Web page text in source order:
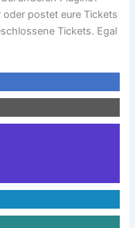
postet eure Tickets
Tickets. Egal